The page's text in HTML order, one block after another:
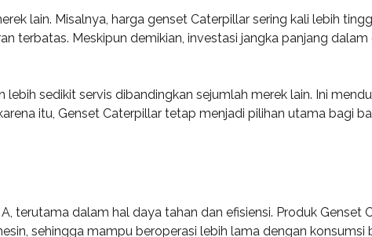
lain. Misalnya, harga genset Caterpillar sering kali lebih
terbatas. Meskipun demikian, investasi jangka panjang
sedikit servis dibandingkan sejumlah merek lain. Ini
itu, Genset Caterpillar tetap menjadi pilihan utama bagi
terutama dalam hal daya tahan dan efisiensi. Produk Genset
sehingga mampu beroperasi lebih lama dengan konsumsi